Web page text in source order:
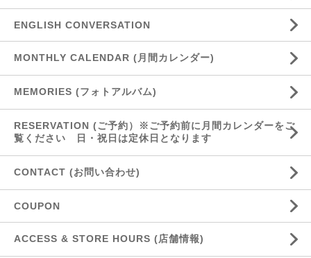
ENGLISH CONVERSATION
MONTHLY CALENDAR (月間カレンダー)
MEMORIES (フォトアルバム)
RESERVATION (ご予約）※ご予約前に月間カレンダーをご
覧ください 日・祝日は定休日となります
CONTACT (お問い合わせ)
COUPON
ACCESS & STORE HOURS (店舗情報)